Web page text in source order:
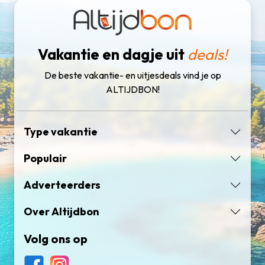
Vakantie en dagje uit deals!
De beste vakantie- en uitjesdeals vind je op
ALTIJDBON!
Type vakantie
Populair
Adverteerders
Over Altijdbon
Volg ons op